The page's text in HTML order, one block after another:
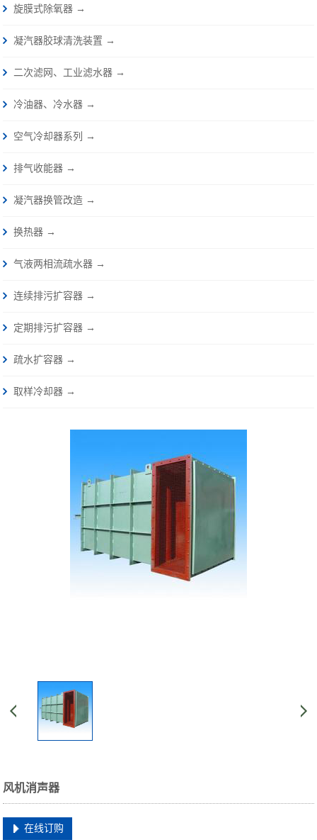
旋膜式除氧器 →
凝汽器胶球清洗装置 →
二次滤网、工业滤水器 →
冷油器、冷水器 →
空气冷却器系列 →
排气收能器 →
凝汽器换管改造 →
换热器 →
气液两相流疏水器 →
连续排污扩容器 →
定期排污扩容器 →
疏水扩容器 →
取样冷却器 →
风机消声器
在线订购